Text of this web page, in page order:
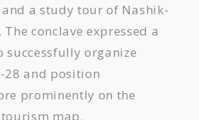
a study tour of Nashik-
conclave expressed a
successfully organize
28 and position
prominently on the
map.